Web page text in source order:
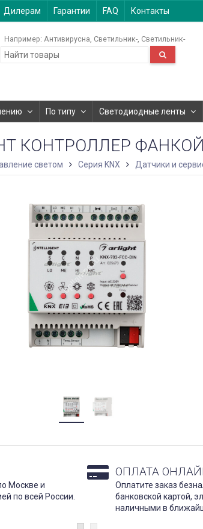
Дилерам Гарантии FAQ Контакты
Например: Антивирусна Светильник- Светильник-
По типу Светодиодные ленты
КОНТРОЛЛЕР
светом Серия KNX Датчики и
Москве и
по всей России.
ОПЛАТА
Оплатите заказ
банковской картой,
наличными в